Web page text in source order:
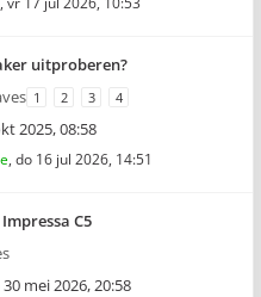
uitproberen?
1 2 3 4
2025, 08:58
, do 16 jul 2026, 14:51
C5
30 mei 2026, 20:58